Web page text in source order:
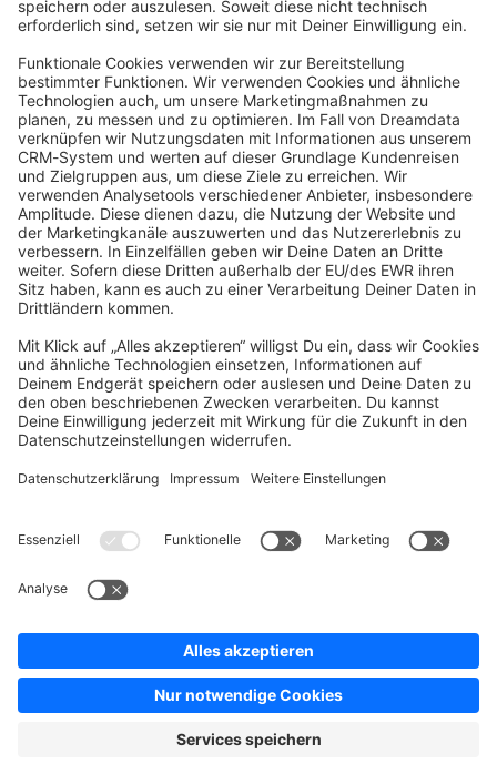
Angetrieben vonDiscourse, beste Erfahrung mit aktiviertem
community@shopware.com
Company
Press
Jobs
Newsletter
Store
Shopware 6 Handbook by
Splendid (German)
Shopware 6 - Product Feedback &
Terms & Conditions Privacy Legal notice Sitemap Cookie settings